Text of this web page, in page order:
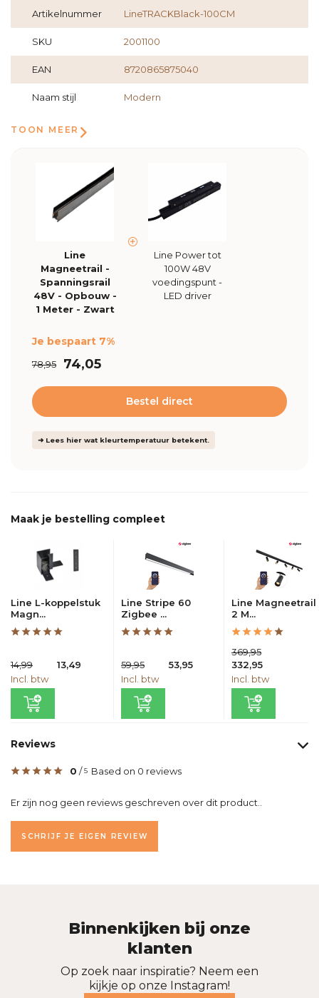
Artikelnummer LineTRACKBlack-100CM
SKU 2001100
EAN 8720865875040
Naam stijl Modern
TOON MEER
Line
Magneetrail -
Spanningsrail
48V - Opbouw -
1 Meter - Zwart
Line Power tot
100W 48V
voedingspunt -
LED driver
Je bespaart 7%
78,95 74,05
Bestel direct
➜ Lees hier wat kleurtemperatuur betekent.
Maak je bestelling compleet
Line L-koppelstuk
Magn...
14,99
13,49
Incl. btw
Line Stripe 60
Zigbee ...
59,95
53,95
Incl. btw
Line Magneetrail
2 M...
369,95
332,95
Incl. btw
Reviews
0 /5 Based on 0 reviews
Er zijn nog geen reviews geschreven over dit product..
SCHRIJF JE EIGEN REVIEW
Binnenkijken bij onze
klanten
Op zoek naar inspiratie? Neem een
kijkje op onze Instagram!